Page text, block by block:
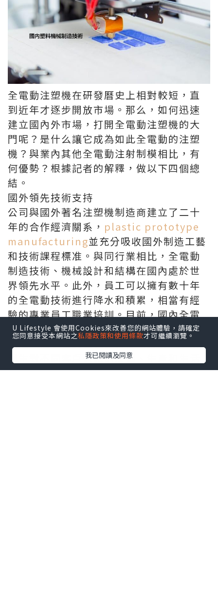
全電動注塑機在研發曆史上相對較短，直
到近年才逐步開放市場。那么，如何迅速
建立國內外市場，打開全電動注塑機的大
門呢？是什么讓它成為如此全電動的注塑
機？與業內其他全電動注射制模相比，有
何優勢？根據記者的解釋，做以下四個總
結。
國外領先技術支持
公司與國外著名注塑機制造商建立了二十
年的合作經濟關系， plastic prototype
manufacturing並充分吸收國外制造工藝
和技術課程標准。與同行業相比，全電動
制造技術、機械設計和結構在國內處於世
界領先水平。此外，員工可以擁有數十年
的全電動技術進行降水和積累，相當有經
驗的專業員工職業培訓。目前，國內全電
動注塑機的生產基本上已達到國外的綜合
標准，為了便於我們進行市場分析，了解
學生對不同客戶信息的反饋、生產和生活
需求，引進國產產品主要適用於我們的社
U Lifestyle 會使用Cookies來改善您的網站體驗，請確定
您同意接受本網站之私隱政策和使用條款才可繼續瀏覽。
我已閱讀及同意